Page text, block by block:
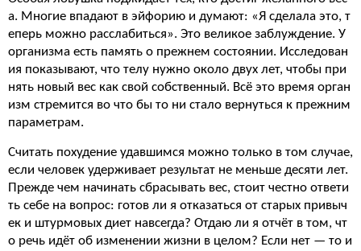
а. Многие впадают в эйфорию и думают: «Я сделала это, т
еперь можно расслабиться». Это великое заблуждение. У
организма есть память о прежнем состоянии. Исследован
ия показывают, что телу нужно около двух лет, чтобы при
нять новый вес как свой собственный. Всё это время орган
изм стремится во что бы то ни стало вернуться к прежним
параметрам.
Считать похудение удавшимся можно только в том случае,
если человек удерживает результат не меньше десяти лет.
Прежде чем начинать сбрасывать вес, стоит честно ответи
ть себе на вопрос: готов ли я отказаться от старых привыч
ек и штурмовых диет навсегда? Отдаю ли я отчёт в том, чт
о речь идёт об изменении жизни в целом? Если нет — то и